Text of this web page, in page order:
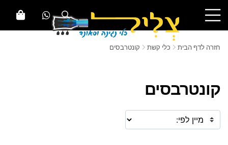
חזרה לדף הבית כלי קשת קונטרבסים
קונטרבסים